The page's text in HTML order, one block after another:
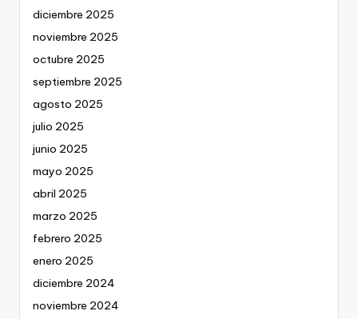
diciembre 2025
noviembre 2025
octubre 2025
septiembre 2025
agosto 2025
julio 2025
junio 2025
mayo 2025
abril 2025
marzo 2025
febrero 2025
enero 2025
diciembre 2024
noviembre 2024